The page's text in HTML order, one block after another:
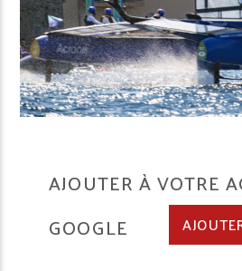
AJOUTER À VOTRE
GOOGLE